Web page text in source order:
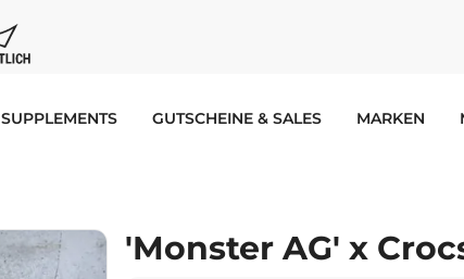
SUPPLEMENTS GUTSCHEINE & SALES MARKEN
'Monster AG' x